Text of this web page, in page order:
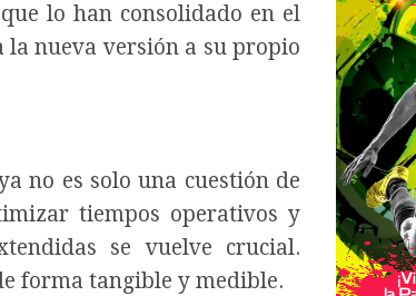
lo han consolidado en el
la nueva versión a su propio
no es solo una cuestión de
tiempos operativos y
se vuelve crucial.
forma tangible y medible.